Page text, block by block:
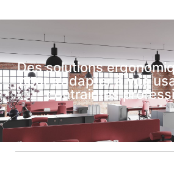
Des solutions
pour s’adapter à vos
contraintes